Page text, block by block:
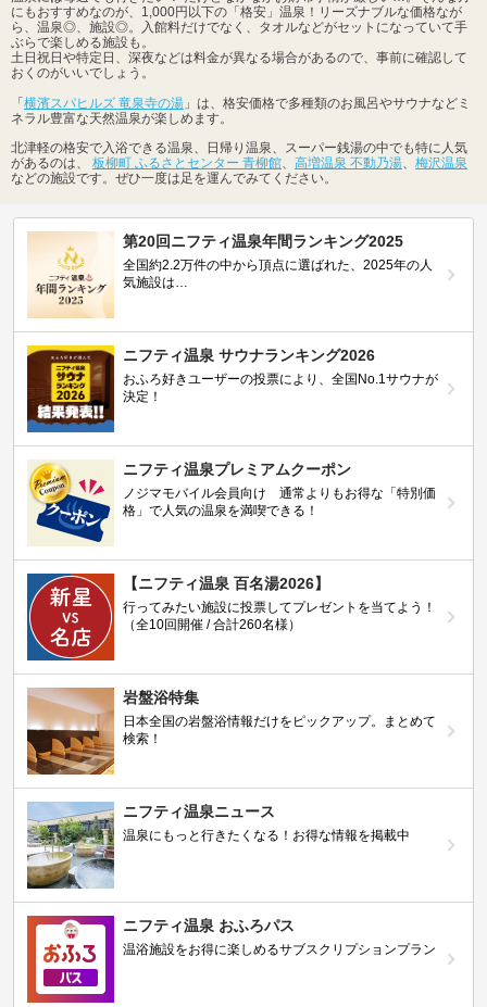
にもおすすめなのが、1,000円以下の「格安」温泉！リーズナブルな価格なが
ら、温泉◎、施設◎。入館料だけでなく、タオルなどがセットになっていて手
ぶらで楽しめる施設も。
土日祝日や特定日、深夜などは料金が異なる場合があるので、事前に確認して
おくのがいいでしょう。
「横濱スパヒルズ 竜泉寺の湯 」は、格安価格で多種類のお風呂やサウナなどミ
ネラル豊富な天然温泉が楽しめます。
北津軽の格安で入浴できる温泉、日帰り温泉、スーパー銭湯の中でも特に人気
があるのは、 板柳町 ふるさとセンター 青柳館 高増温泉 不動乃湯
梅沢温泉
などの施設です。ぜひ一度は足を運んでみてください。
第20回ニフティ温泉年間ランキング2025
全国約2.2万件の中から頂点に選ばれた、2025年の人
気施設は…
ニフティ温泉 サウナランキング2026
おふろ好きユーザーの投票により、全国No.1サウナが
決定！
ニフティ温泉プレミアムクーポン
ノジマモバイル会員向け 通常よりもお得な「特別価
格」で人気の温泉を満喫できる！
【ニフティ温泉 百名湯2026】
行ってみたい施設に投票してプレゼントを当てよう！
（全10回開催 / 合計260名様）
岩盤浴特集
日本全国の岩盤浴情報だけをピックアップ。まとめて
検索！
ニフティ温泉ニュース
温泉にもっと行きたくなる！お得な情報を掲載中
ニフティ温泉 おふろパス
温浴施設をお得に楽しめるサブスクリプションプラン